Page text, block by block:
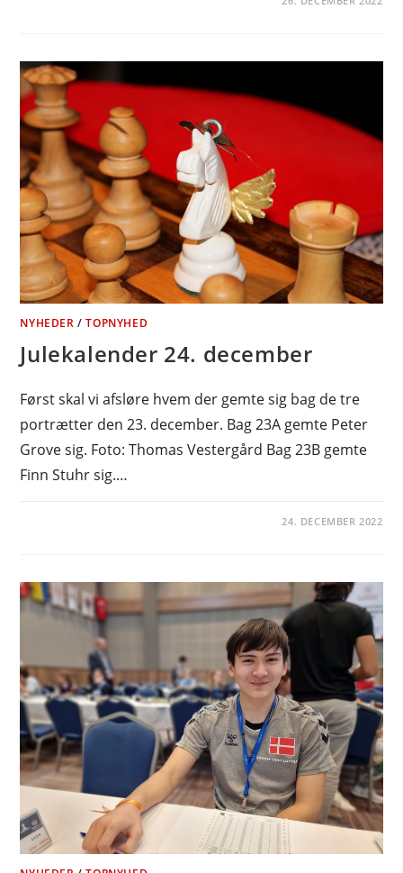
NYHEDER /TOPNYHED
Julekalender 24. december
Først skal vi afsløre hvem der gemte sig bag de tre
portrætter den 23. december. Bag 23A gemte Peter
Grove sig. Foto: Thomas Vestergård Bag 23B gemte
Finn Stuhr sig.…
24. DECEMBER 2022